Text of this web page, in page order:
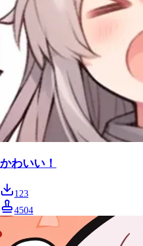
かわいい！
123
4504